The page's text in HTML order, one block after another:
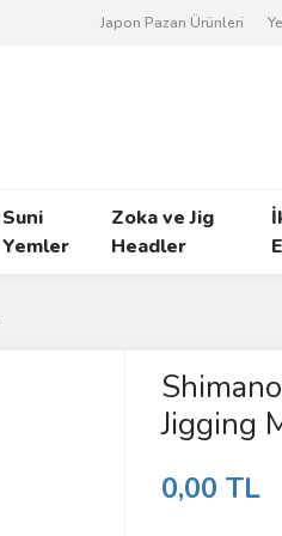
Japon Pazarı Ürünleri
Suni
Yemler
Zoka ve Jig
Headler
Jigging
0,00 TL